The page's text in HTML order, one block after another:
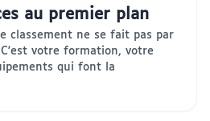
au premier plan
classement ne se fait pas par
votre formation, votre
qui font la